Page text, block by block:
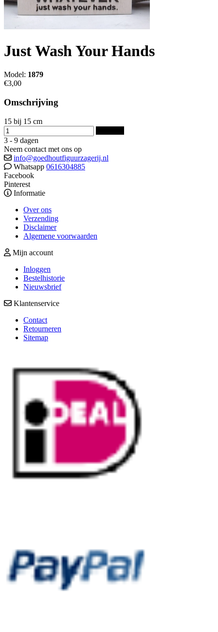
Just Wash Your Hands
Model: 1879
€3,00
Omschrijving
15 bij 15 cm
3 - 9 dagen
Neem contact met ons op
info@goedhoutfiguurzagerij.nl
Whatsapp 0616304885
Facebook
Pinterest
Informatie
Over ons
Verzending
Disclaimer
Algemene voorwaarden
Mijn account
Inloggen
Bestelhistorie
Nieuwsbrief
Klantenservice
Contact
Retourneren
Sitemap